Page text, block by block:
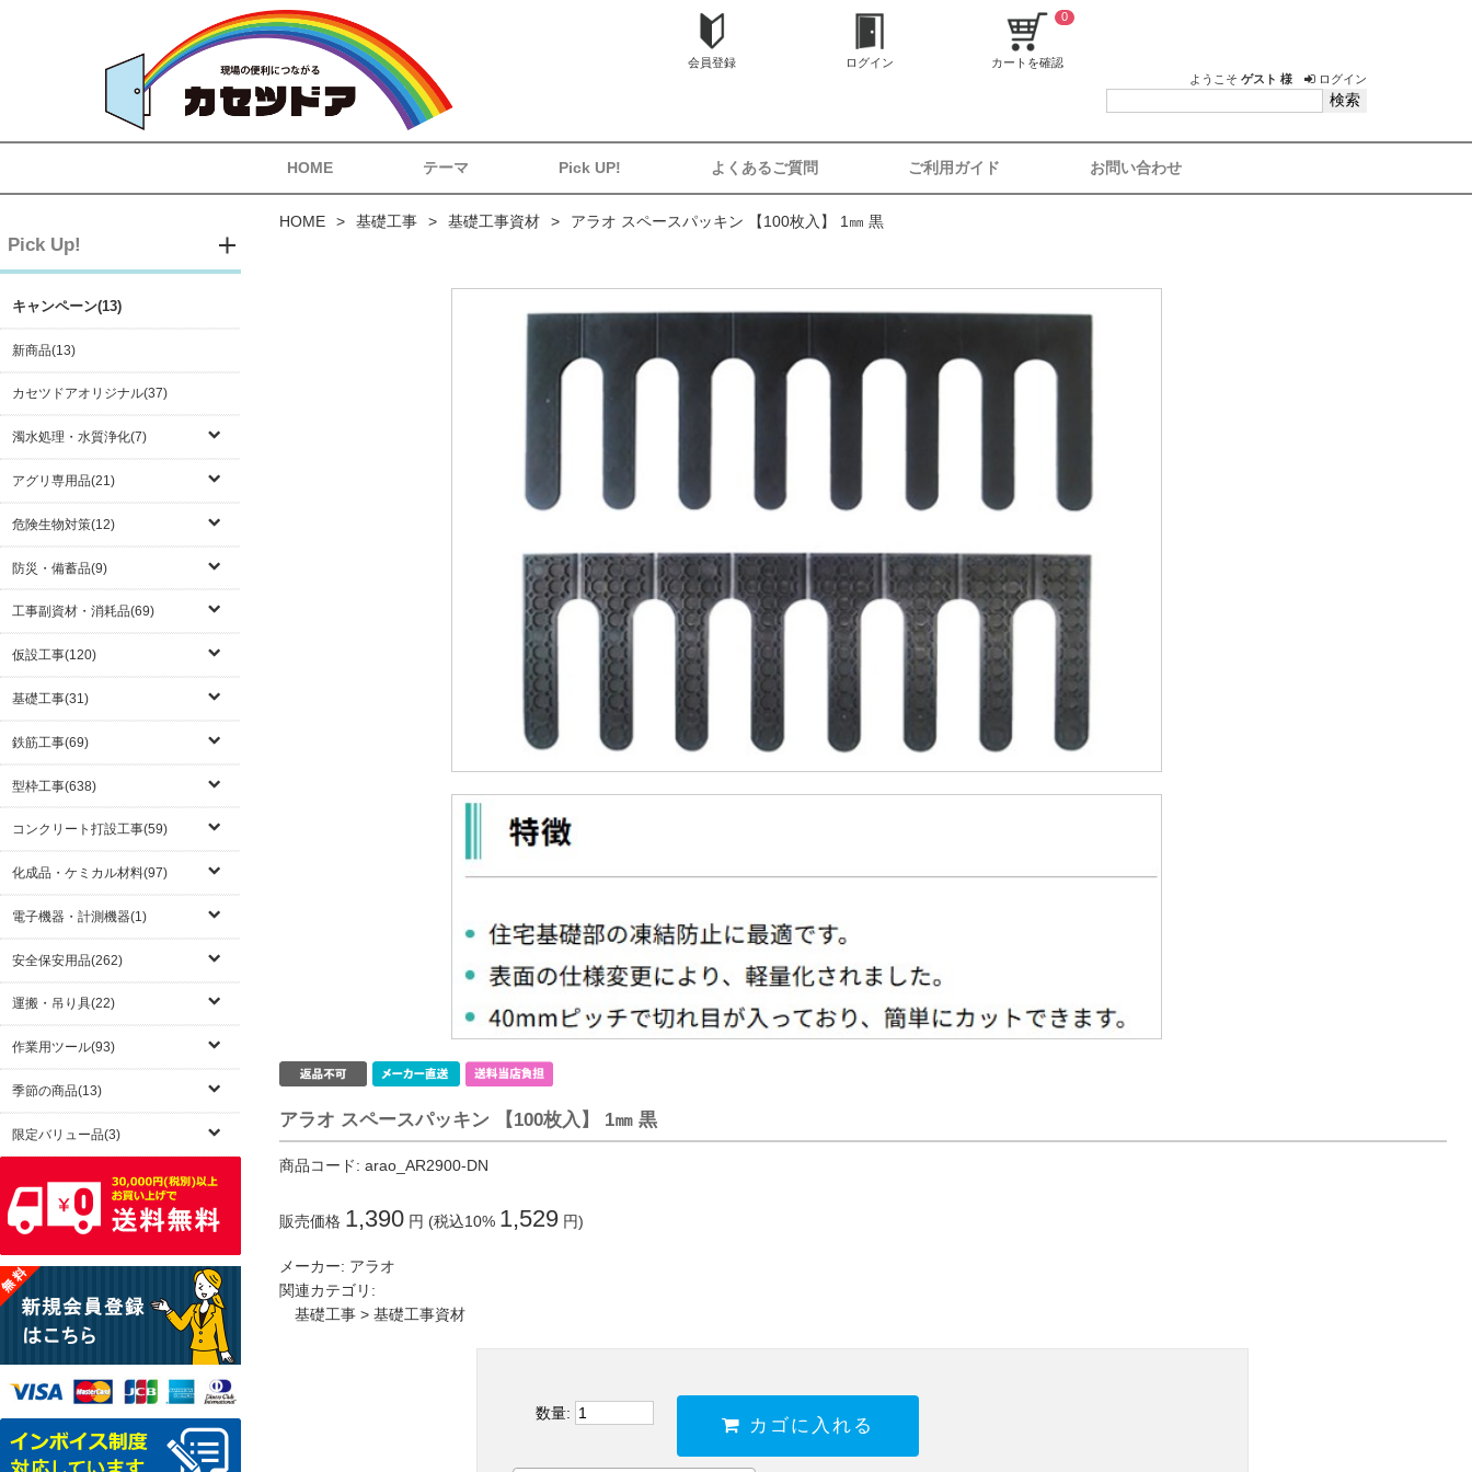
会員登録 ログイン カートを確認
0
ようこそ ゲスト 様 ログイン
HOME テーマ Pick UP! よくあるご質問 ご利用ガイド お問い合わせ
Pick Up!
キャンペーン(13)
新商品(13)
カセツドアオリジナル(37)
濁水処理・水質浄化(7)
アグリ専用品(21)
危険生物対策(12)
防災・備蓄品(9)
工事副資材・消耗品(69)
仮設工事(120)
基礎工事(31)
鉄筋工事(69)
型枠工事(638)
コンクリート打設工事(59)
化成品・ケミカル材料(97)
電子機器・計測機器(1)
安全保安用品(262)
運搬・吊り具(22)
作業用ツール(93)
季節の商品(13)
限定バリュー品(3)
HOME 基礎工事 基礎工事資材 アラオ スペースパッキン 【100枚入】 1㎜ 黒
アラオ スペースパッキン 【100枚入】 1㎜ 黒
商品コード: arao_AR2900-DN
販売価格 1,390 円 (税込10% 1,529 円)
メーカー: アラオ
関連カテゴリ:
基礎工事 > 基礎工事資材
数量:
カゴに入れる